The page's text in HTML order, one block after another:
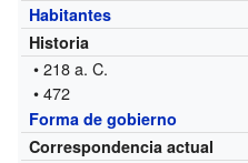
Habitantes
Historia
• 218 a. C.
• 472
Forma de gobierno
Correspondencia actual